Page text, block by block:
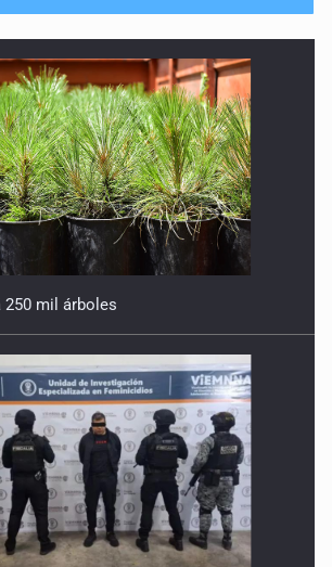
de salud
a hombre con dos armas de fuego
seguridad para conductores de ERT
por amenazar con arma tras
en López Mateos Sur a partir del
mil árboles